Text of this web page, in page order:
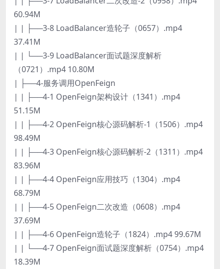
60.94M
| | ├──3-8 LoadBalancer造轮子（0657）.mp4
37.41M
| | └──3-9 LoadBalancer面试题深度解析
（0721）.mp4 10.80M
| ├──4-服务调用OpenFeign
| | ├──4-1 OpenFeign架构设计（1341）.mp4
51.15M
| | ├──4-2 OpenFeign核心源码解析-1（1506）.mp4
98.49M
| | ├──4-3 OpenFeign核心源码解析-2（1311）.mp4
83.96M
| | ├──4-4 OpenFeign应用技巧（1304）.mp4
68.79M
| | ├──4-5 OpenFeign二次改造（0608）.mp4
37.69M
| | ├──4-6 OpenFeign造轮子（1824）.mp4 99.67M
| | └──4-7 OpenFeign面试题深度解析（0754）.mp4
18.39M